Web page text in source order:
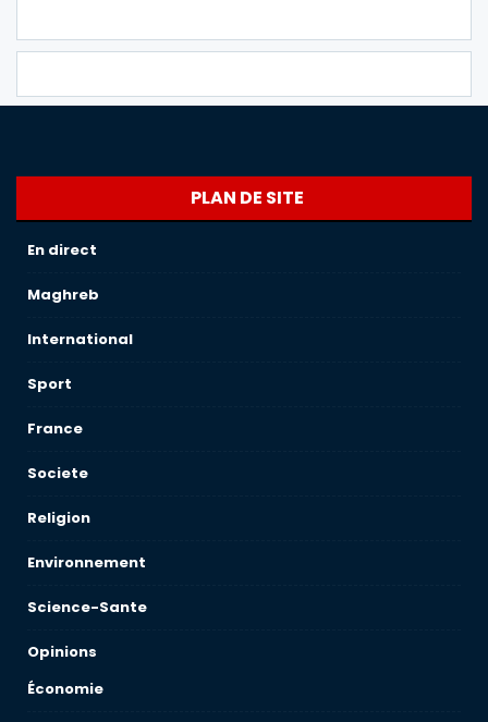
PLAN DE SITE
En direct
Maghreb
International
Sport
France
Societe
Religion
Environnement
Science-Sante
Opinions
Économie